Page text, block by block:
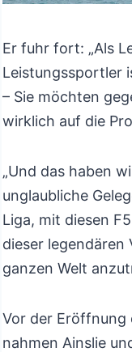
Er fuhr fort: „Als
Leistungssportler
– Sie möchten
wirklich auf die
„Und das haben
unglaubliche
Liga, mit diesen
dieser
ganzen Welt
Vor der Eröffnung
nahmen Ainslie